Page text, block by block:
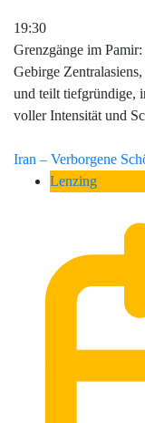
19:30
Grenzgänge im
Gebirge
und teilt tiefgründige,
voller Intensität und
Iran – Verborgene
Lenzing